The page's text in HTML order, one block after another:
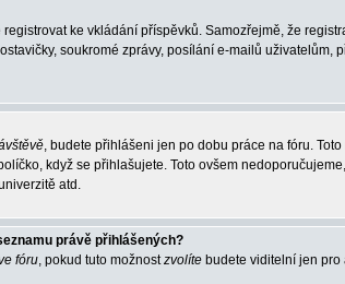
ke vkládání příspěvků. Samozřejmě, že
soukromé zprávy, posílání e-mailů uživatelům,
, budete přihlášeni jen po dobu práce na fóru.
když se přihlašujete. Toto ovšem
atd.
právě přihlášených?
fóru, pokud tuto možnostzvolíte budete viditelní jen